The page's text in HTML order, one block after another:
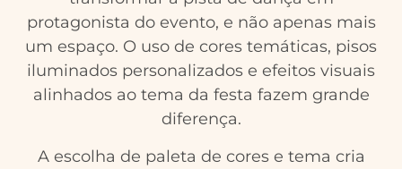
protagonista do evento, e não apenas mais
um espaço. O uso de cores temáticas, pisos
iluminados personalizados e efeitos visuais
alinhados ao tema da festa fazem grande
diferença.
A escolha de paleta de cores e tema cria